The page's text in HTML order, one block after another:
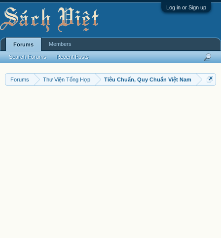
Log in or Sign up
Forums Thư Viện Tổng Hợp Tiêu Chuẩn, Quy Chuẩn Việt Nam
Forums
Search Forums Recent Posts
Members